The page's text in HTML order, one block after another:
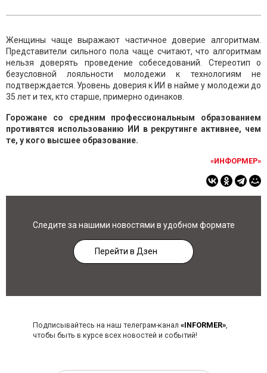
Женщины чаще выражают частичное доверие алгоритмам.
Представители сильного пола чаще считают, что алгоритмам
нельзя доверять проведение собеседований. Стереотип о
безусловной лояльности молодежи к технологиям не
подтверждается. Уровень доверия к ИИ в найме у молодежи до
35 лет и тех, кто старше, примерно одинаков.
Горожане со средним профессиональным образованием
противятся использованию ИИ в рекрутинге активнее, чем
те, у кого высшее образование.
«ИНФОРМЕР»
Следите за нашими новостями в удобном формате
Перейти в Дзен
Подписывайтесь на наш телеграм-канал «INFORMER»,
чтобы быть в курсе всех новостей и событий!